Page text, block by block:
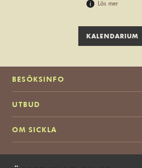
Läs mer
KALENDARIUM
BESÖKSINFO
UTBUD
OM SICKLA